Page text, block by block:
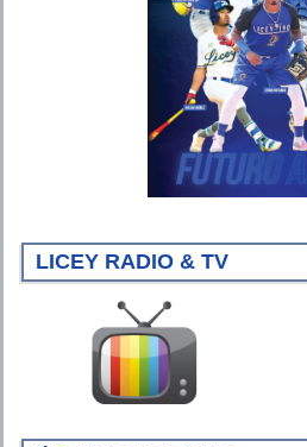
LICEY RADIO & TV